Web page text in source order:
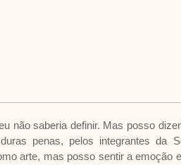
não saberia definir. Mas posso
penas, pelos integrantes
arte, mas posso sentir a emoção